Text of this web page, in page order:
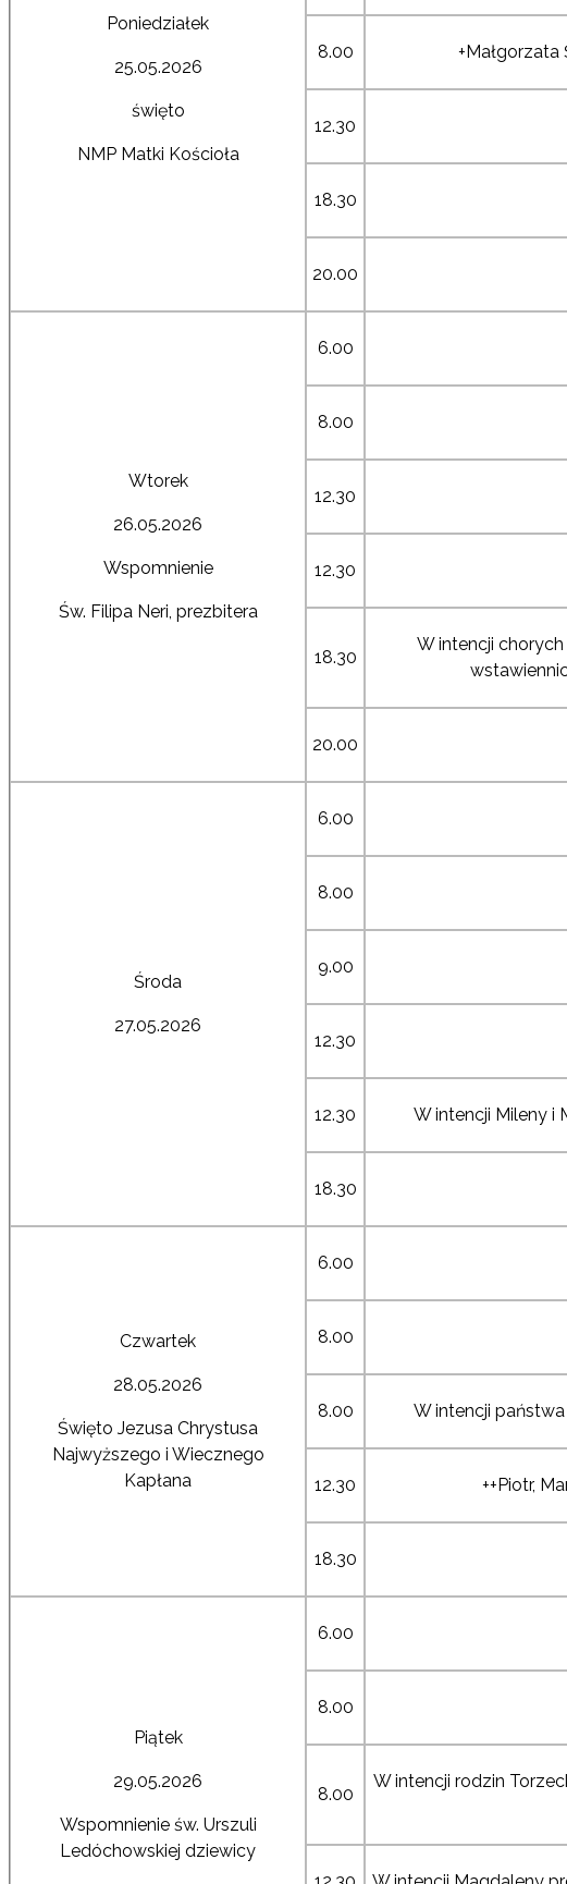
Poniedziałek
25.05.2026
święto
NMP Matki Kościoła
8.00
12.30
18.30
20.00
Wtorek
26.05.2026
Wspomnienie
Św. Filipa Neri, prezbitera
6.00
8.00
12.30
12.30
18.30
W intencji
20.00
Środa
27.05.2026
6.00
8.00
9.00
12.30
12.30 W intencji Mileny i
18.30
Czwartek
28.05.2026
Święto Jezusa Chrystusa
Najwyższego i Wiecznego
Kapłana
6.00
8.00
8.00 W intencji
12.30 ++Piotr,
18.30
Piątek
29.05.2026
Wspomnienie św. Urszuli
Ledóchowskiej dziewicy
6.00
8.00
8.00
W intencji rodzin